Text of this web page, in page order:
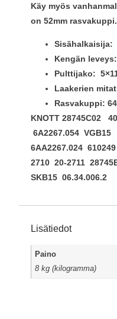
Käy myös
on 52mm rasvakuppi.
Sisähalkaisija:
Kengän
Pulttijako:
Laakerien
Rasvakuppi:
KNOTT 28745C02
6A2267.054
6AA2267.024
2710 20-2711
SKB15 06.34.006.2
Lisätiedot
Paino
8 kg (kilogramma)